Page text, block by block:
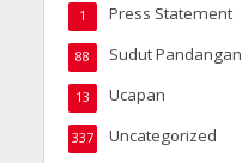
Press Statement
1
Sudut Pandangan
88
Ucapan
13
Uncategorized
337